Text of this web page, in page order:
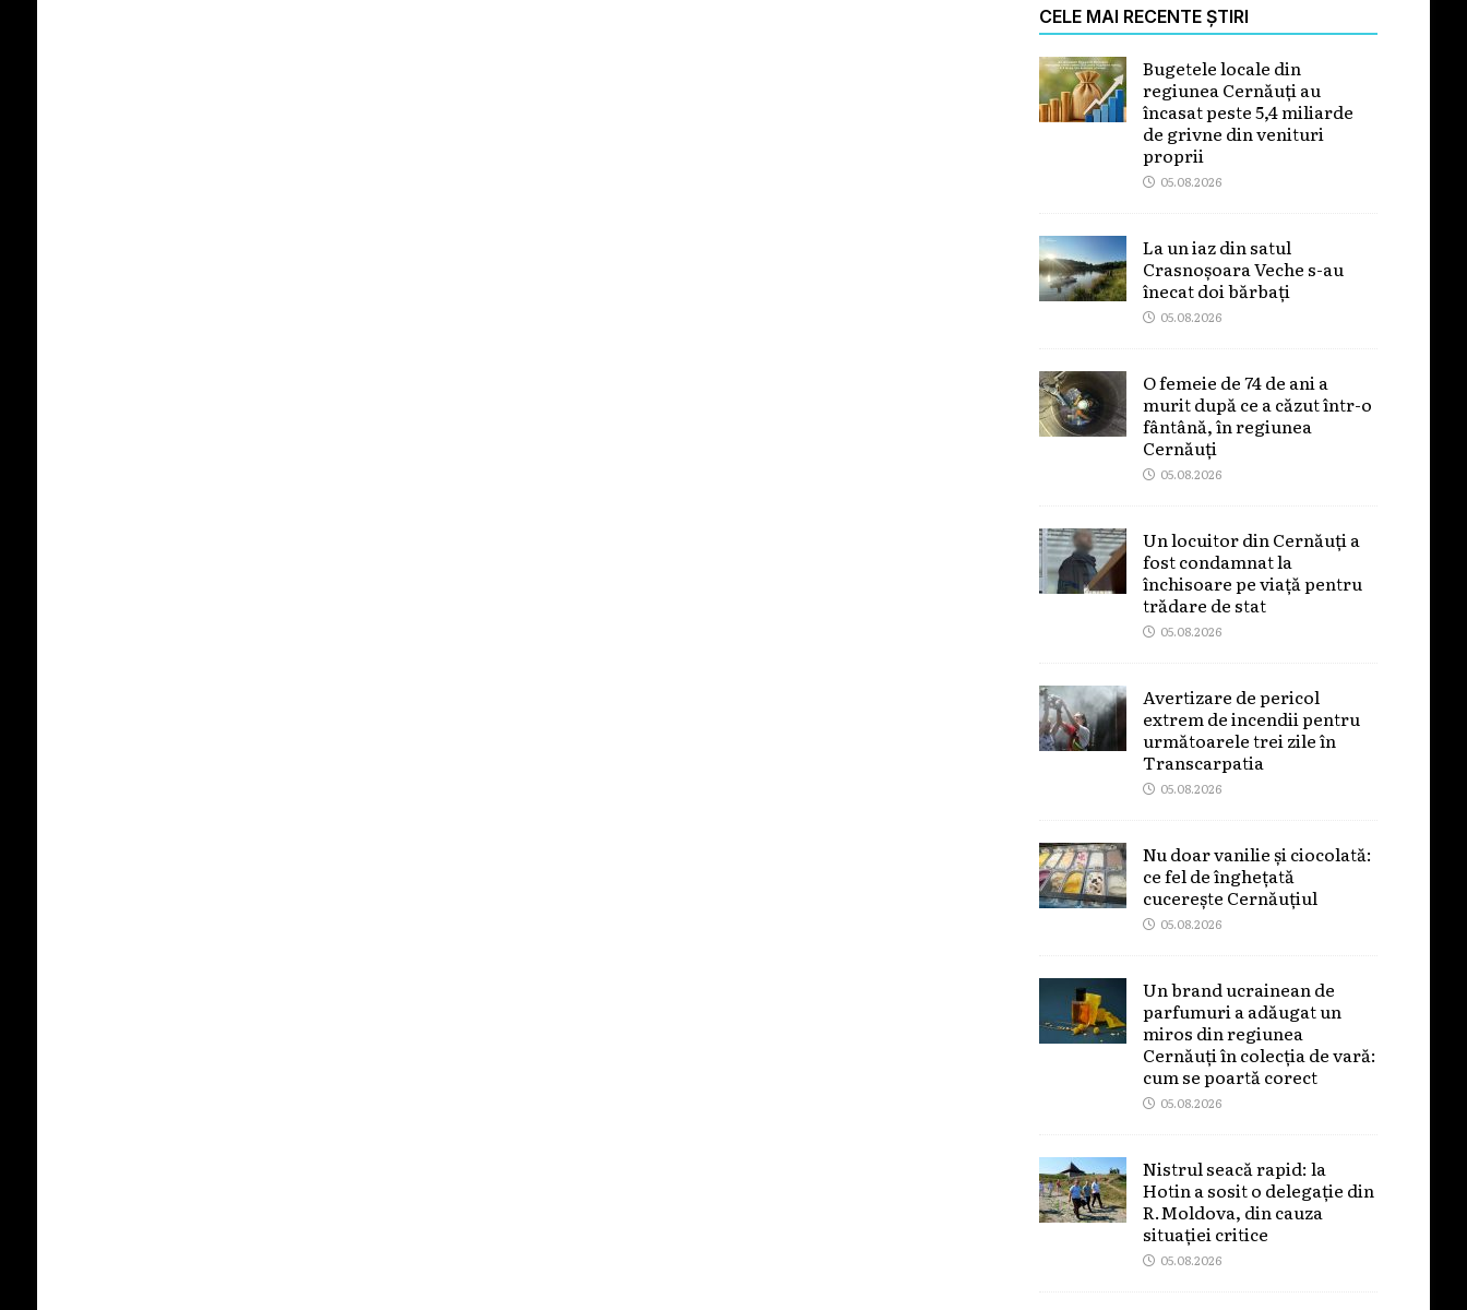
CELE MAI RECENTE ȘTIRI
Bugetele locale din
regiunea Cernăuți au
încasat peste 5,4 miliarde
de grivne din venituri
proprii
05.08.2026
La un iaz din satul
Crasnoșoara Veche s-au
înecat doi bărbați
05.08.2026
O femeie de 74 de ani a
murit după ce a căzut într-o
fântână, în regiunea
Cernăuți
05.08.2026
Un locuitor din Cernăuți a
fost condamnat la
închisoare pe viață pentru
trădare de stat
05.08.2026
Avertizare de pericol
extrem de incendii pentru
următoarele trei zile în
Transcarpatia
05.08.2026
Nu doar vanilie și ciocolată:
ce fel de înghețată
cucerește Cernăuțiul
05.08.2026
Un brand ucrainean de
parfumuri a adăugat un
miros din regiunea
Cernăuți în colecția de vară:
cum se poartă corect
05.08.2026
Nistrul seacă rapid: la
Hotin a sosit o delegație din
R.Moldova, din cauza
situației critice
05.08.2026